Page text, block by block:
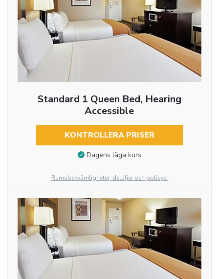
Standard 1 Queen Bed, Hearing
Accessible
KONTROLLERA PRISER
Dagens låga kurs
Rumsbekvämligheter, detaljer och policyer